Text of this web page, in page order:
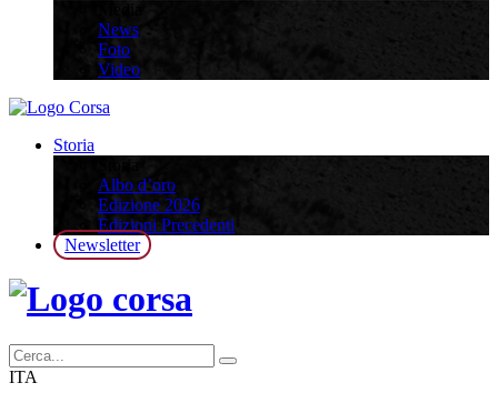
News
Foto
Video
Storia
Albo d’oro
Edizione 2026
Edizioni Precedenti
Newsletter
ITA